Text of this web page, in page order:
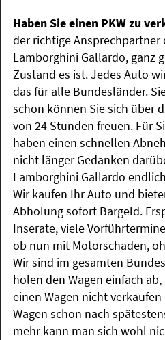
Haben Sie einen PKW zu
der richtige Ansprechpartner
Lamborghini Gallardo, ganz
Zustand es ist. Jedes Auto
das für alle Bundesländer.
schon können Sie sich über
von 24 Stunden freuen. Für
haben einen schnellen
nicht länger Gedanken
Lamborghini Gallardo
Wir kaufen Ihr Auto und
Abholung sofort Bargeld.
Inserate, viele
ob nun mit Motorschaden,
Wir sind im gesamten
holen den Wagen einfach
einen Wagen nicht
Wagen schon nach
mehr kann man sich wohl